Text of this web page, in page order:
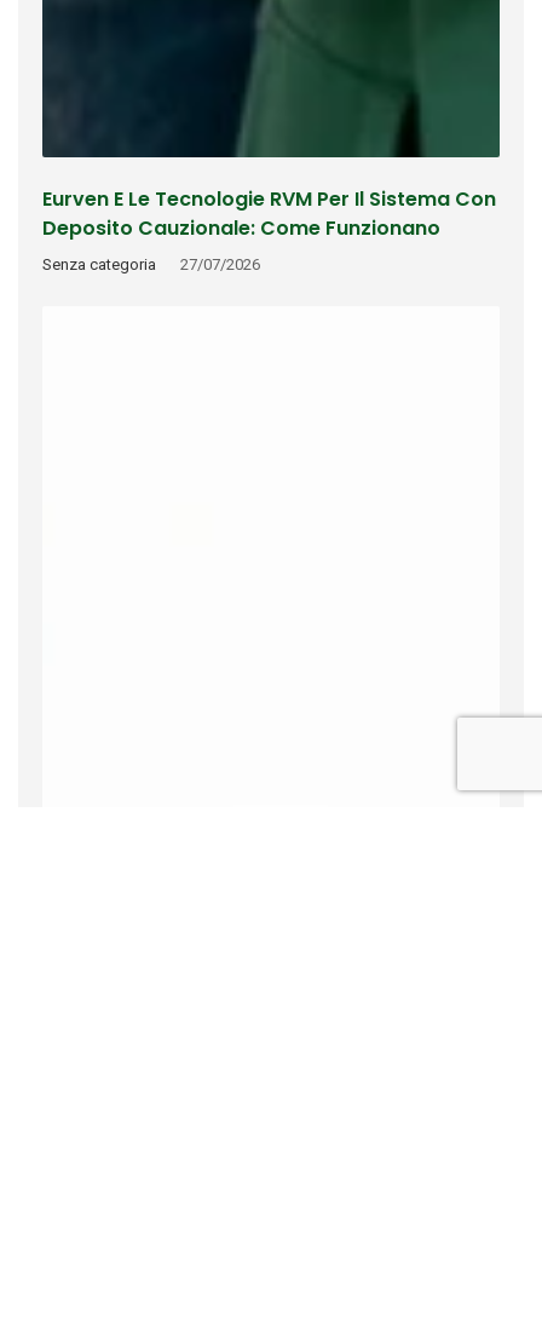
Eurven E Le Tecnologie RVM Per Il Sistema Con
Deposito Cauzionale: Come Funzionano
Riconoscimento, Rimborso E Tracciabilità
Senza categoria 27/07/2026